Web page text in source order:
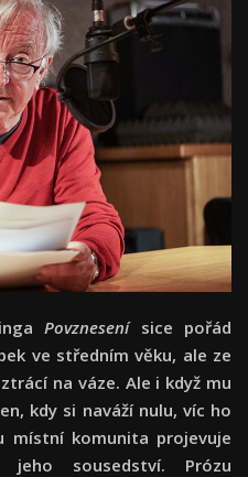
Povznesení sice pořád
ve středním věku, ale ze
na váze. Ale i když mu
kdy si naváží nulu, víc ho
místní komunita projevuje
sousedství. Prózu